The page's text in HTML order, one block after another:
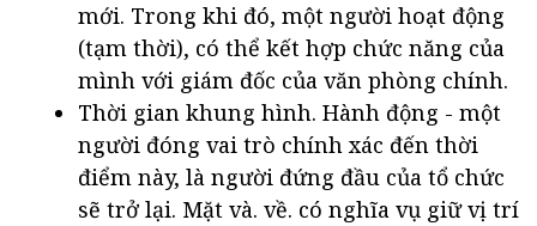
mới. Trong khi đó, một người hoạt động
(tạm thời), có thể kết hợp chức năng của
mình với giám đốc của văn phòng chính.
Thời gian khung hình. Hành động - một
người đóng vai trò chính xác đến thời
điểm này, là người đứng đầu của tổ chức
sẽ trở lại. Mặt và. về. có nghĩa vụ giữ vị trí